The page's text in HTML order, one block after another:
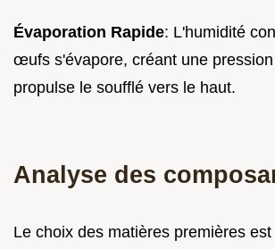
Évaporation Rapide: L'humidité
œufs s'évapore, créant une
propulse le soufflé vers le haut.
Analyse des
Le choix des matières premières